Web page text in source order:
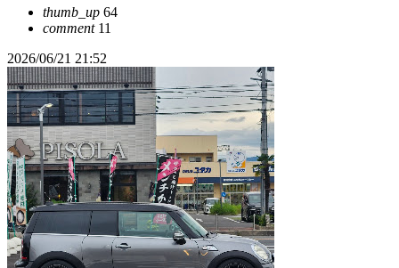
thumb_up 64
comment11
2026/06/21 21:52